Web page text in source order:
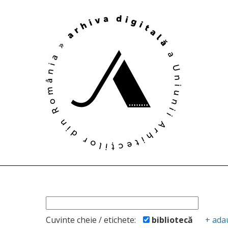
Cuvinte cheie / etichete: bibliotecă +